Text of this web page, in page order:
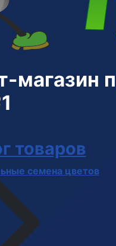
магазин
товаров
семена цветов